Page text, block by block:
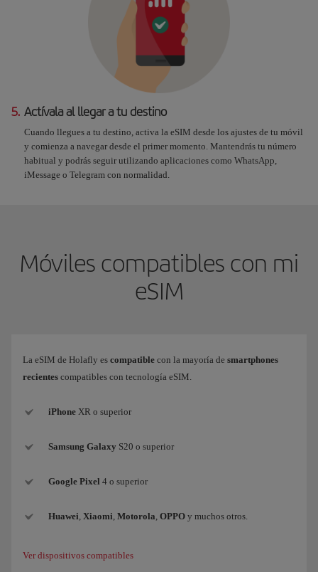
5. Actívala al llegar a tu destino
Cuando llegues a tu destino, activa la eSIM desde los ajustes de tu móvil
y comienza a navegar desde el primer momento. Mantendrás tu número
habitual y podrás seguir utilizando aplicaciones como WhatsApp,
iMessage o Telegram con normalidad.
Móviles compatibles con mi
eSIM
La eSIM de Holafly es compatible con la mayoría de smartphones
recientes compatibles con tecnología eSIM.
iPhone XR o superior
Samsung Galaxy S20 o superior
Google Pixel 4 o superior
Huawei Xiaomi Motorola OPPO y muchos otros.
Ver dispositivos compatibles